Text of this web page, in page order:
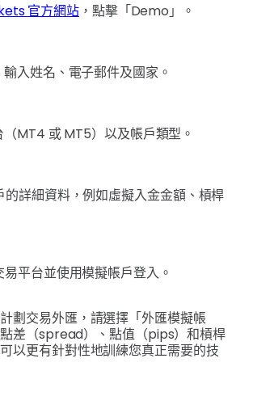
官方網站，點擊「Demo」。
入姓名、電子郵件及國家。
MT4 或 MT5）以及帳戶類型。
詳細資料，例如虛擬入金金額、槓桿
平台並使用模擬帳戶登入。
劃交易外匯，請選擇「外匯模擬帳
差（spread）、點值（pips）和槓桿
以更有針對性地訓練您真正需要的技